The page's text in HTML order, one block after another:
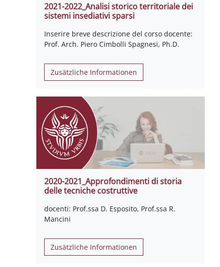
2021-2022_Analisi storico territoriale dei
sistemi insediativi sparsi
Inserire breve descrizione del corso docente:
Prof. Arch. Piero Cimbolli Spagnesi, Ph.D.
Zusätzliche Informationen
2020-2021_Approfondimenti di storia
delle tecniche costruttive
docenti: Prof.ssa D. Esposito, Prof.ssa R.
Mancini
Zusätzliche Informationen